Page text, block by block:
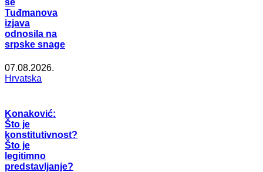
se
Tuđmanova
izjava
odnosila na
srpske snage
07.08.2026.
Hrvatska
Konaković:
Što je
konstitutivnost?
Što je
legitimno
predstavljanje?